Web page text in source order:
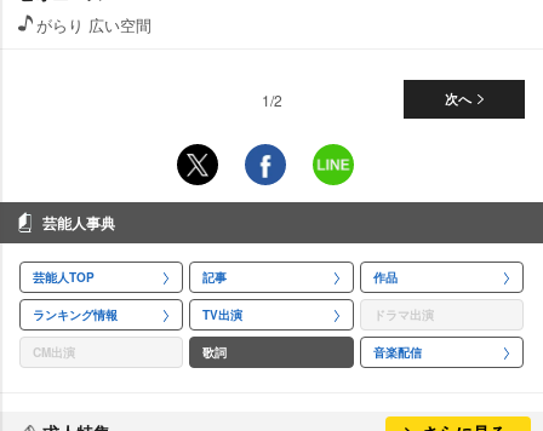
がらり 広い空間
次へ
1/2
芸能人事典
芸能人TOP 記事 作品
ランキング情報 TV出演 ドラマ出演
CM出演 歌詞 音楽配信